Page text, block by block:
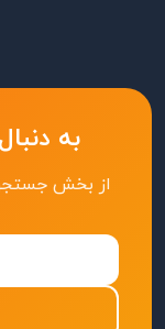
به
از بخش جستجو